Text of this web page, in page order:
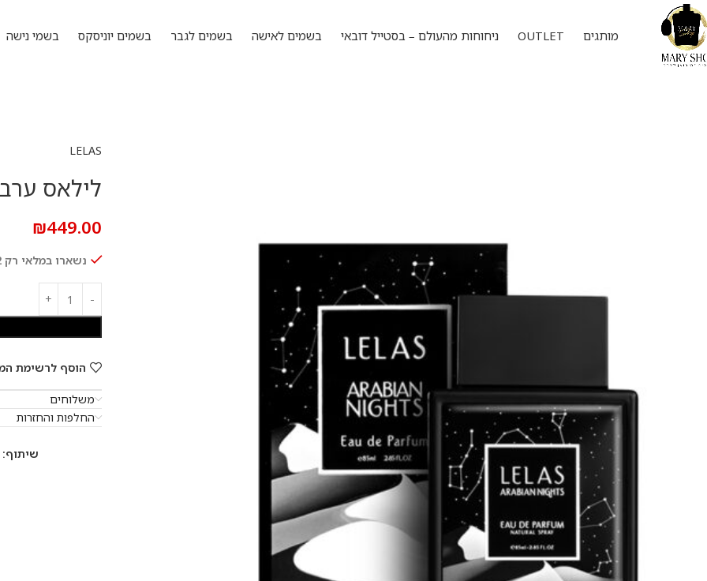
מותגים OUTLET ניחוחות מהעולם – בסטייל דובאי בשמים לאישה בשמים לגבר בשמים יוניסקס בשמי נישה
LELAS
לילאס ערביאן
₪449.00
נשארו במלאי רק 2
הוסף לרשימת
משלוחים
החלפות והחזרות
שיתוף: